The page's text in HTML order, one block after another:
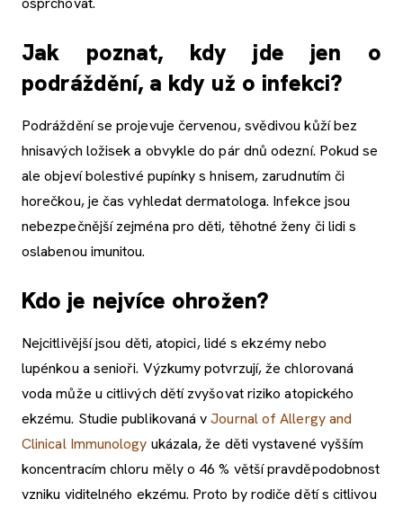
Jak poznat, kdy jde jen o
podráždění, a kdy už o infekci?
Podráždění se projevuje červenou, svědivou kůží bez
hnisavých ložisek a obvykle do pár dnů odezní. Pokud se
ale objeví bolestivé pupínky s hnisem, zarudnutím či
horečkou, je čas vyhledat dermatologa. Infekce jsou
nebezpečnější zejména pro děti, těhotné ženy či lidi s
oslabenou imunitou.
Kdo je nejvíce ohrožen?
Nejcitlivější jsou děti, atopici, lidé s ekzémy nebo
lupénkou a senioři. Výzkumy potvrzují, že chlorovaná
voda může u citlivých dětí zvyšovat riziko atopického
ekzému. Studie publikovaná vJournal of Allergy and
Clinical Immunology ukázala, že děti vystavené vyšším
koncentracím chloru měly o 46 % větší pravděpodobnost
vzniku viditelného ekzému. Proto by rodiče dětí s citlivou